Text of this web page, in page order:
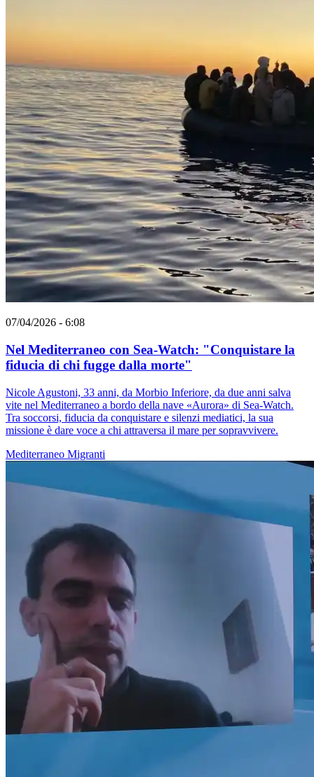
07/04/2026 - 6:08
Nel Mediterraneo con Sea-Watch: "Conquistare la
fiducia di chi fugge dalla morte"
Nicole Agustoni, 33 anni, da Morbio Inferiore, da due anni salva
vite nel Mediterraneo a bordo della nave «Aurora» di Sea-Watch.
Tra soccorsi, fiducia da conquistare e silenzi mediatici, la sua
missione è dare voce a chi attraversa il mare per sopravvivere.
Mediterraneo Migranti